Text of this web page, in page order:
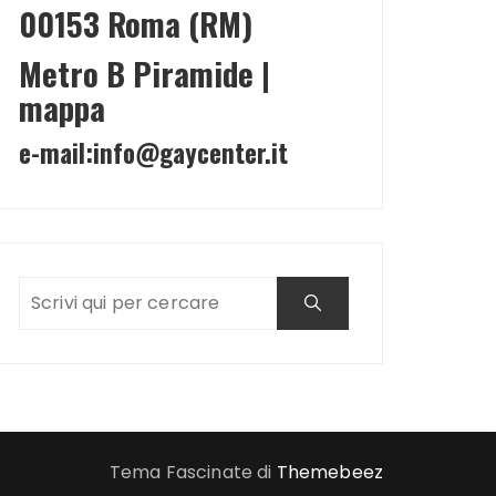
00153 Roma (RM)
Metro B Piramide |
mappa
e-mail:info@gaycenter.it
Tema Fascinate di Themebeez